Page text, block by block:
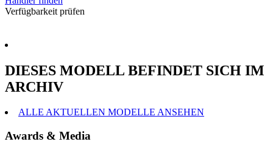
Verfügbarkeit prüfen
DIESES MODELL BEFINDET SICH IM
ARCHIV
ALLE AKTUELLEN MODELLE ANSEHEN
Awards & Media